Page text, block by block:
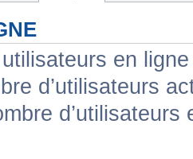
utilisateurs en
d’utilisateurs